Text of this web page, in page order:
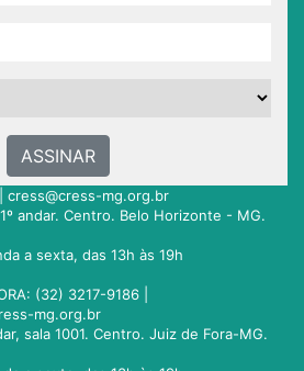
ASSINAR
cress@cress-mg.org.br
andar. Centro. Belo Horizonte - MG.
a sexta, das 13h às 19h
(32) 3217-9186 |
mg.org.br
sala 1001. Centro. Juiz de Fora-MG.